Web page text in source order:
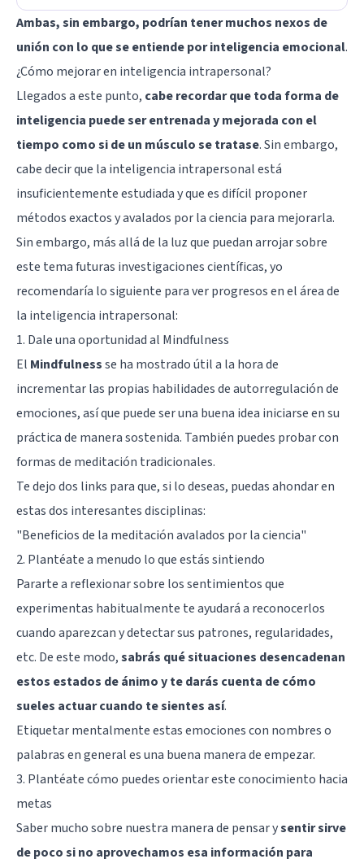
Ambas, sin embargo, podrían tener muchos nexos de
unión con lo que se entiende por inteligencia emocional.
¿Cómo mejorar en inteligencia intrapersonal?
Llegados a este punto, cabe recordar que toda forma de
inteligencia puede ser entrenada y mejorada con el
tiempo como si de un músculo se tratase. Sin embargo,
cabe decir que la inteligencia intrapersonal está
insuficientemente estudiada y que es difícil proponer
métodos exactos y avalados por la ciencia para mejorarla.
Sin embargo, más allá de la luz que puedan arrojar sobre
este tema futuras investigaciones científicas, yo
recomendaría lo siguiente para ver progresos en el área de
la inteligencia intrapersonal:
1. Dale una oportunidad al Mindfulness
El Mindfulnessse ha mostrado útil a la hora de
incrementar las propias habilidades de autorregulación de
emociones, así que puede ser una buena idea iniciarse en su
práctica de manera sostenida. También puedes probar con
formas de meditación tradicionales.
Te dejo dos links para que, si lo deseas, puedas ahondar en
estas dos interesantes disciplinas:
"Beneficios de la meditación avalados por la ciencia"
2. Plantéate a menudo lo que estás sintiendo
Pararte a reflexionar sobre los sentimientos que
experimentas habitualmente te ayudará a reconocerlos
cuando aparezcan y detectar sus patrones, regularidades,
etc. De este modo,sabrás qué situaciones desencadenan
estos estados de ánimo y te darás cuenta de cómo
sueles actuar cuando te sientes así.
Etiquetar mentalmente estasemocionescon nombres o
palabras en general es una buena manera de empezar.
3. Plantéate cómo puedes orientar este conocimiento hacia
metas
Saber mucho sobre nuestra manera de pensar ysentir sirve
de poco si no aprovechamos esa información para